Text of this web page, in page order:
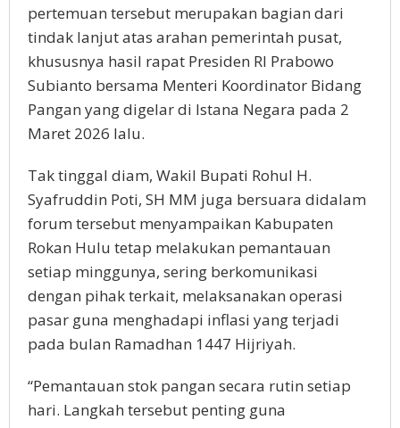
pertemuan tersebut merupakan bagian dari
tindak lanjut atas arahan pemerintah pusat,
khususnya hasil rapat Presiden RI Prabowo
Subianto bersama Menteri Koordinator Bidang
Pangan yang digelar di Istana Negara pada 2
Maret 2026 lalu.
Tak tinggal diam, Wakil Bupati Rohul H.
Syafruddin Poti, SH MM juga bersuara didalam
forum tersebut menyampaikan Kabupaten
Rokan Hulu tetap melakukan pemantauan
setiap minggunya, sering berkomunikasi
dengan pihak terkait, melaksanakan operasi
pasar guna menghadapi inflasi yang terjadi
pada bulan Ramadhan 1447 Hijriyah.
“Pemantauan stok pangan secara rutin setiap
hari. Langkah tersebut penting guna